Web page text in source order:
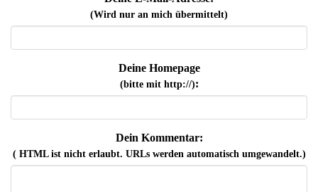
(Wird nur an mich übermittelt)
Deine Homepage
(bitte mit http://):
Dein Kommentar:
( HTML ist nichterlaubt. URLs werden automatisch umgewandelt.)